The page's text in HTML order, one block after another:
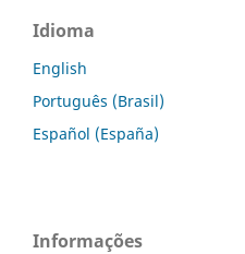
Idioma
English
Português (Brasil)
Español (España)
Informações